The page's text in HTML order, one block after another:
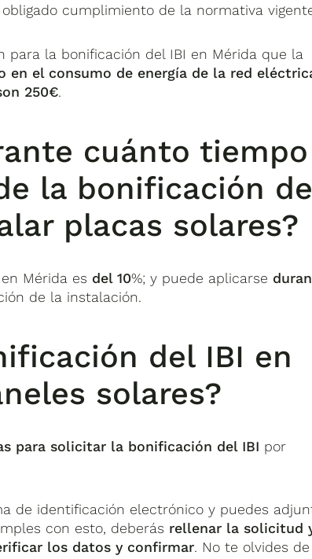
cumplimiento de la normativa
la bonificación del IBI en Mérida que la
en el consumo de energía de la red
250€.
cuánto tiempo
la bonificación
placas solares?
Mérida es del 10%; y puede aplicarse
de la instalación.
del IBI en
solares?
para solicitar la bonificación del IBI por
de identificación electrónico y puedes
con esto, deberás rellenar la solicitud
los datos y confirmar. No te olvides de